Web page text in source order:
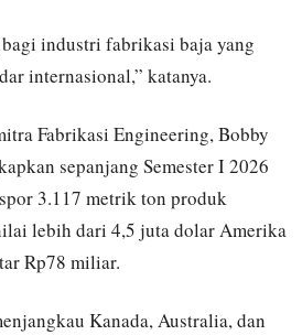
industri fabrikasi baja yang
internasional,” katanya.
Fabrikasi Engineering,Bobby
sepanjang Semester I 2026
3.117 metrik ton produk
lebih dari 4,5 juta dolar Amerika
Rp78 miliar.
Kanada,Australia, dan